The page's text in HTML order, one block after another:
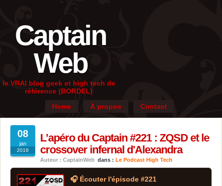
Captain
Web
le VRAI blog geek et high tech de
référence (BORDEL)
Home
À propos Contact
08
jan
2016
L’apéro du Captain #221 : ZQSD et le
crossover infernal d'Alexandra
Auteur : CaptainWeb dans : Le Podcast High Tech
🎧 Écouter l'épisode #221